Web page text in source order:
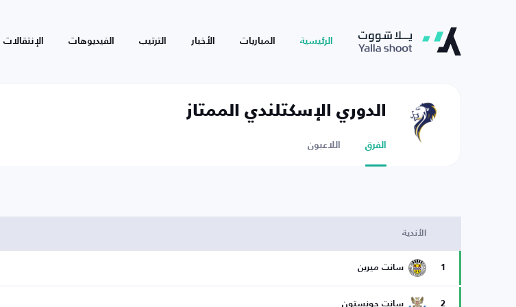
الرئيسية المباريات الأخبار الترتيب الفيديوهات الإنتقالات
الدوري الإسكتلندي الممتاز
الفرق اللاعبون
الأندية
1 سانت ميرين
2 سانت جونستون